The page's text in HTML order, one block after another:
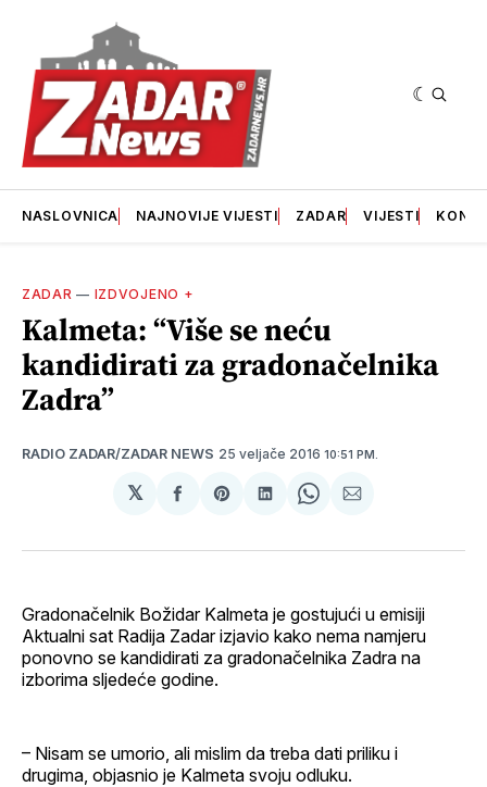
NASLOVNICA NAJNOVIJE VIJESTI ZADAR VIJESTI
ZADAR — IZDVOJENO +
Kalmeta: “Više se neću
kandidirati za gradonačelnika
Zadra”
RADIO ZADAR/ZADAR NEWS 25 veljače 2016 10:51 PM.
𝕏
podijeliSharepodijeliSharepodijeli
Gradonačelnik Božidar Kalmeta je gostujući u emisiji
Aktualni sat Radija Zadar izjavio kako nema namjeru
ponovno se kandidirati za gradonačelnika Zadra na
izborima sljedeće godine.
– Nisam se umorio, ali mislim da treba dati priliku i
drugima, objasnio je Kalmeta svoju odluku.